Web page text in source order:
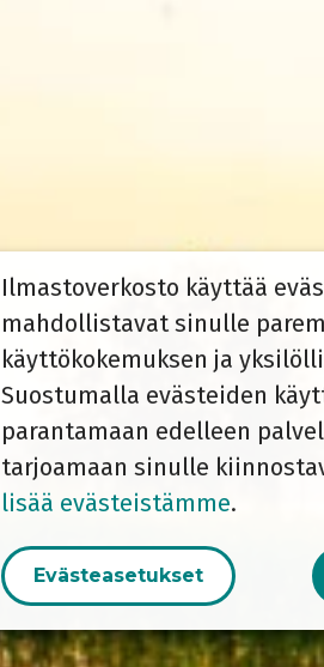
Ilmastoverkosto käyttää
mahdollistavat sinulle
käyttökokemuksen ja
Suostumalla evästeiden
parantamaan edelleen
tarjoamaan sinulle
lisää evästeistämme.
Evästeasetukset